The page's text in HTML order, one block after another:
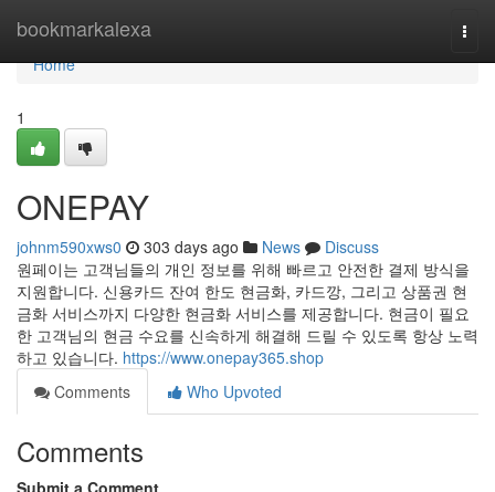
bookmarkalexa
Home
Home
1
ONEPAY
johnm590xws0 303 days ago News
Discuss
원페이는 고객님들의 개인 정보를 위해 빠르고 안전한 결제 방식을
지원합니다. 신용카드 잔여 한도 현금화, 카드깡, 그리고 상품권 현
금화 서비스까지 다양한 현금화 서비스를 제공합니다. 현금이 필요
한 고객님의 현금 수요를 신속하게 해결해 드릴 수 있도록 항상 노력
하고 있습니다. https://www.onepay365.shop
Comments
Who Upvoted
Comments
Submit a Comment